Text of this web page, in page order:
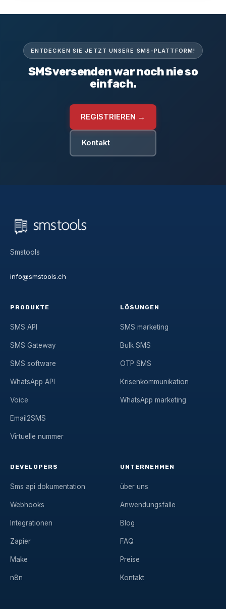
ENTDECKEN SIE JETZT UNSERE SMS-PLATTFORM!
SMS versenden war noch nie so
einfach.
REGISTRIEREN →
Kontakt
Smstools
info@smstools.ch
PRODUKTE
SMS API
SMS Gateway
SMS software
WhatsApp API
Voice
Email2SMS
Virtuelle nummer
LÖSUNGEN
SMS marketing
Bulk SMS
OTP SMS
Krisenkommunikation
WhatsApp marketing
DEVELOPERS
Sms api dokumentation
Webhooks
Integrationen
Zapier
Make
n8n
UNTERNEHMEN
über uns
Anwendungsfälle
Blog
FAQ
Preise
Kontakt